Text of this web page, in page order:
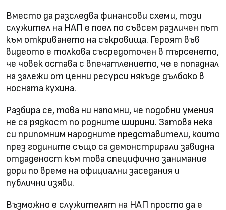
Вместо да разследва финансови схеми, този
служител на НАП е поел по съвсем различен път
към откриването на съкровища. Героят във
видеото е толкова съсредоточен в търсенето,
че човек остава с впечатлението, че е попаднал
на залежи от ценни ресурси някъде дълбоко в
носната кухина.
Разбира се, това ни напомни, че подобни умения
не са рядкост по родните ширини. Затова нека
си припомним народните представители, които
през годините също са демонстрирали завидна
отдаденост към това специфично занимание
дори по време на официални заседания и
публични изяви.
Възможно е служителят на НАП просто да е